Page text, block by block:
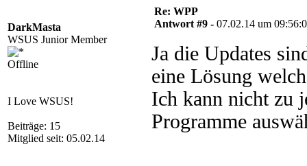
DarkMasta
WSUS Junior Member
Offline
I Love WSUS!
Beiträge: 15
Mitglied seit: 05.02.14
Re: WPP
Antwort #9 - 07.02.14 um
Ja die Updates
eine Lösung
Ich kann nicht zu
Programme